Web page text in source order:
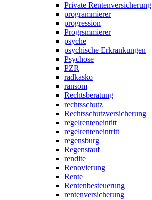
Private Rentenversicherung
programmierer
progression
Progrsmmierer
psyche
psychische Erkrankungen
Psychose
PZR
radkasko
ransom
Rechtsberatung
rechtsschutz
Rechtsschutzversicherung
regelrenteneintitt
regelrenteneintritt
regensburg
Regenstauf
rendite
Renovierung
Rente
Rentenbesteuerung
rentenversicherung